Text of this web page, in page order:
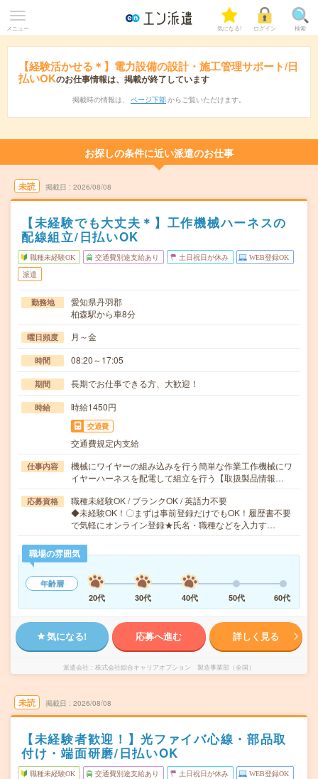
メニュー 気になる! ログイン 検索
【経験活かせる＊】電力設備の設計・施工管理サポート/日
払いOKのお仕事情報は、掲載が終了しています
掲載時の情報は、 ページ下部 からご覧いただけます。
お探しの条件に近い派遣のお仕事
未読 掲載日 2026/08/08
【未経験でも大丈夫＊】工作機械ハーネスの
配線組立/日払いOK
職種未経験OK 交通費別途支給あり 土日祝日が休み WEB登録OK
派遣
勤務地
愛知県丹羽郡
柏森駅から車8分
曜日頻度 月～金
時間 08:20～17:05
期間 長期でお仕事できる方、大歓迎！
時給 時給1450円
交通費
交通費規定内支給
仕事内容
機械にワイヤーの組み込みを行う簡単な作業工作機械にワ
イヤーハーネスを配電して組立を行う【取扱製品情報…
応募資格
職種未経験OK / ブランクOK / 英語力不要
◆未経験OK！〇まずは事前登録だけでもOK！履歴書不要
で気軽にオンライン登録★氏名・職種などを入力す…
職場の雰囲気
年齢層
20代
30代 40代 50代 60代
気になる! 応募へ進む 詳しく見る
派遣会社 株式会社綜合キャリアオプション 製造事業部（全国）
未読 掲載日 2026/08/08
【未経験者歓迎！】光ファイバ心線・部品取
付け・端面研磨/日払いOK
職種未経験OK 交通費別途支給あり 土日祝日が休み WEB登録OK